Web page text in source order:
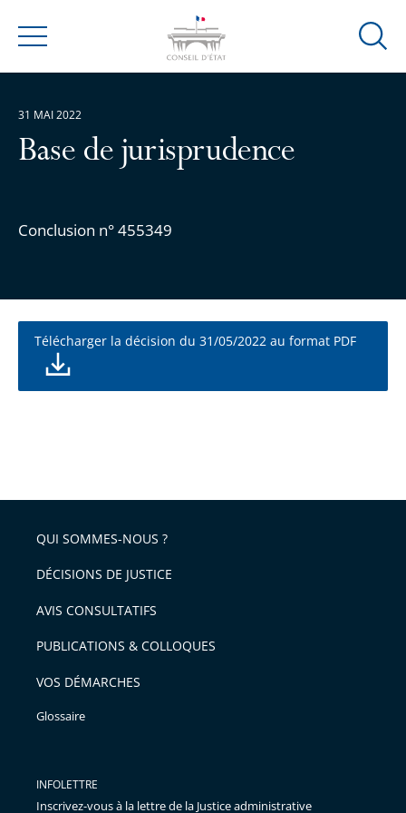
Menu
Ouvrir
Base de jurisprudence
Conclusion n° 455349
31 MAI 2022
Télécharger la décision du 31/05/2022 au format PDF
QUI SOMMES-NOUS ?
DÉCISIONS DE JUSTICE
AVIS CONSULTATIFS
PUBLICATIONS & COLLOQUES
VOS DÉMARCHES
Glossaire
INFOLETTRE
Inscrivez-vous à la lettre de la Justice administrative